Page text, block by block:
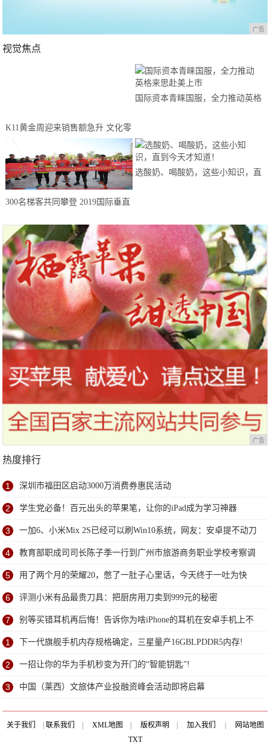
广告
视觉焦点
K11黄金周迎来销售额急升 文化零
售激发消费活力不断复苏
国际资本青睐国服，全力推动英格
300名梯客共同攀登 2019国际垂直
站欢乐开跑
选酸奶、喝酸奶，这些小知识，直
广告
热度排行
1 深圳市福田区启动3000万消费券惠民活动
2 学生党必备！百元出头的苹果笔，让你的iPad成为学习神器
3 一加6、小米Mix 2S已经可以刷Win10系统，网友：安卓提不动刀
了？
4 教育部职成司司长陈子季一行到广州市旅游商务职业学校考察调
研
5 用了两个月的荣耀20，憋了一肚子心里话，今天终于一吐为快
6 评测小米有品最贵刀具：把厨房用刀卖到999元的秘密
7 别等买错耳机再后悔！告诉你为啥iPhone的耳机在安卓手机上不
能用
1 下一代旗舰手机内存规格确定，三星量产16GBLPDDR5内存!
2 一招让你的华为手机秒变为开门的“智能钥匙”!
3 中国（莱西）文旅体产业投融资峰会活动即将启幕
关于我们 联系我们 XML地图 版权声明 加入我们
网站地图
TXT